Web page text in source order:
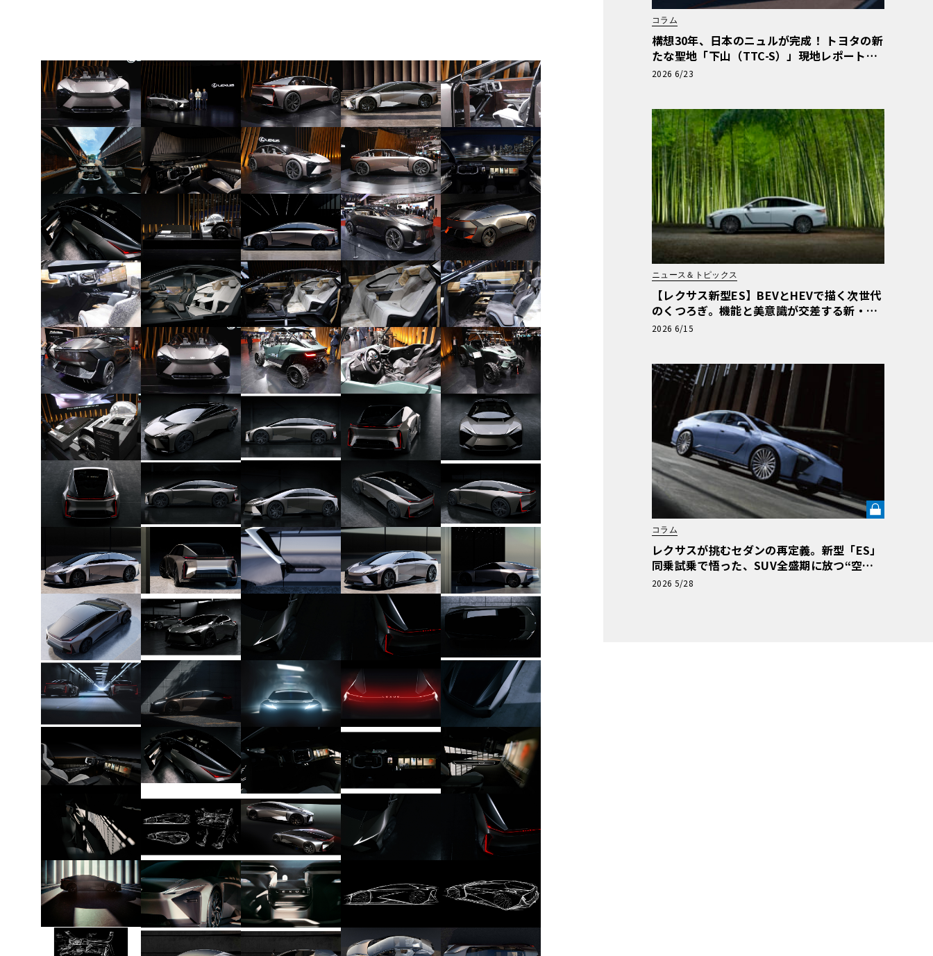
コラム
構想30年、日本のニュルが完成！ トヨタの新
たな聖地「下山（TTC-S）」現地レポート＆
新型レクサスTZ
2026 6/23
ニュース＆トピックス
【レクサス新型ES】BEVとHEVで描く次世代
のくつろぎ。機能と美意識が交差する新・基
幹セダンの真価
2026 6/15
コラム
レクサスが挑むセダンの再定義。新型「ES」
同乗試乗で悟った、SUV全盛期に放つ“空間
体験”の真価《LE VOLANT LAB》
2026 5/28